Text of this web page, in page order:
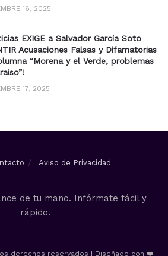
16, 2025
EXIGE a Salvador García Soto
Acusaciones Falsas y Difamatorias
“Morena y el Verde, problemas
17, 2025
Aviso de Privacidad
de tu mano. Infórmate fácil y
rápido.
derechos reservados | Diseñado con ❤️